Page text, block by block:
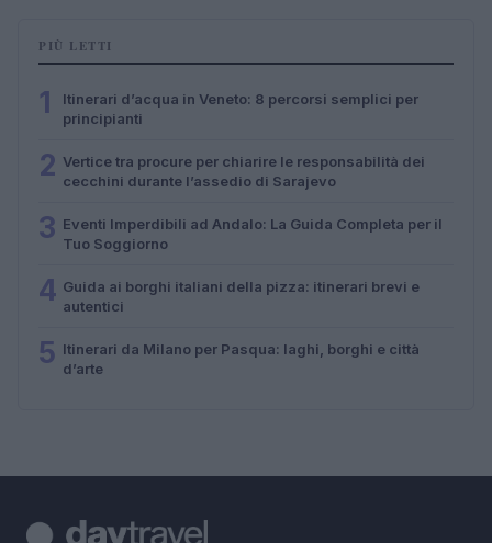
PIÙ LETTI
1
Itinerari d’acqua in Veneto: 8 percorsi semplici per
principianti
2 Vertice tra procure per chiarire le responsabilità dei
cecchini durante l’assedio di Sarajevo
3 Eventi Imperdibili ad Andalo: La Guida Completa per il
Tuo Soggiorno
4 Guida ai borghi italiani della pizza: itinerari brevi e
autentici
5 Itinerari da Milano per Pasqua: laghi, borghi e città
d’arte